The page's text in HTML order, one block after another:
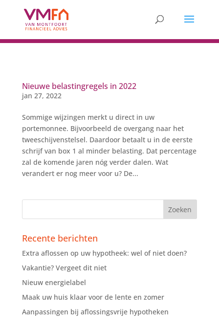
Nieuwe belastingregels in 2022
jan 27, 2022
Sommige wijzingen merkt u direct in uw
portemonnee. Bijvoorbeeld de overgang naar het
tweeschijvenstelsel. Daardoor betaalt u in de eerste
schrijf van box 1 al minder belasting. Dat percentage
zal de komende jaren nóg verder dalen. Wat
verandert er nog meer voor u? De...
Recente berichten
Extra aflossen op uw hypotheek: wel of niet doen?
Vakantie? Vergeet dit niet
Nieuw energielabel
Maak uw huis klaar voor de lente en zomer
Aanpassingen bij aflossingsvrije hypotheken